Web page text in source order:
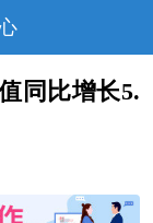
同比增长5.